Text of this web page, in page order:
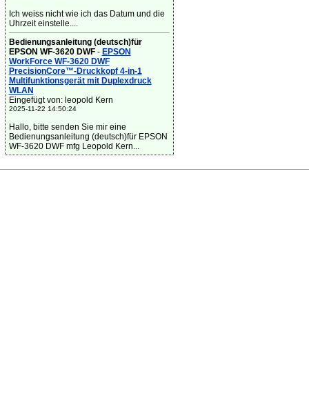
Ich weiss nicht wie ich das Datum und die
Uhrzeit einstelle....
Bedienungsanleitung (deutsch)für
EPSON WF-3620 DWF- EPSON
WorkForce WF-3620 DWF
PrecisionCore™-Druckkopf 4-in-1
Multifunktionsgerät mit Duplexdruck
WLAN
Eingefügt von: leopold Kern
2025-11-22 14:50:24
Hallo, bitte senden Sie mir eine
Bedienungsanleitung (deutsch)für EPSON
WF-3620 DWF mfg Leopold Kern...